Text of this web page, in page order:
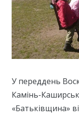
У переддень
Камінь-
«Батьківщина»